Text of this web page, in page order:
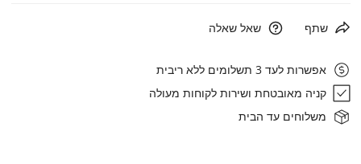
משלוח נקודת איסוף (עד 3 ק"ג):20 ₪
איסוף עצמי: רחוב הגביש 1, אבן ספיר
זמן אספקה: עד 7 ימי עסקים
שתף שאל שאלה
אפשרות לעד 3 תשלומים ללא ריבית
קניה מאובטחת ושירות לקוחות מעולה
משלוחים עד הבית